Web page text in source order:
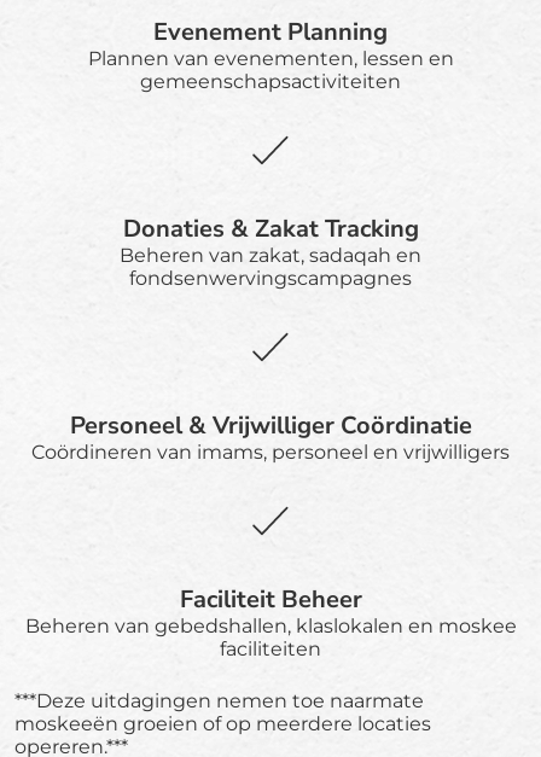
Evenement Planning
Plannen van evenementen, lessen en
gemeenschapsactiviteiten
Donaties & Zakat Tracking
Beheren van zakat, sadaqah en
fondsenwervingscampagnes
Personeel & Vrijwilliger Coördinatie
Coördineren van imams, personeel en vrijwilligers
Faciliteit Beheer
Beheren van gebedshallen, klaslokalen en moskee
faciliteiten
***Deze uitdagingen nemen toe naarmate
moskeeën groeien of op meerdere locaties
opereren.***